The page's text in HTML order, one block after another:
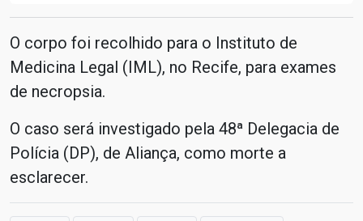
O corpo foi recolhido para o Instituto de
Medicina Legal (IML), no Recife, para exames
de necropsia.
O caso será investigado pela 48ª Delegacia de
Polícia (DP), de Aliança, como morte a
esclarecer.